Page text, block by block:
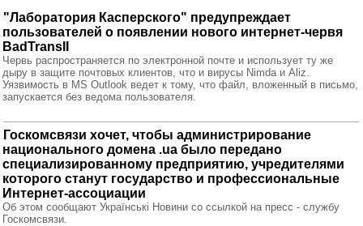
"Лаборатория Касперского" предупреждает
пользователей о появлении нового интернет-червя
BadTransII
Червь распространяется по электронной почте и использует ту же
дыру в защите почтовых клиентов, что и вирусы Nimda и Aliz.
Уязвимость в MS Outlook ведет к тому, что файл, вложенный в письмо,
запускается без ведома пользователя.
Госкомсвязи хочет, чтобы администрирование
национального домена .ua было передано
специализированному предприятию, учредителями
которого станут государство и профессиональные
Интернет-ассоциации
Об этом сообщают Українські Новини со ссылкой на пресс - службу
Госкомсвязи.